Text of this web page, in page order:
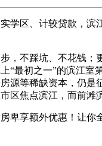
区、计较贷款，滨江
不踩坑、不花钱；更
“最初之一”的滨江
源等稀缺资本，仍
区焦点滨江，而前滩
享额外优惠！让你全